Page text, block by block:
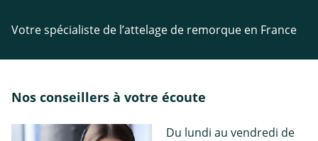
Votre spécialiste de l’attelage de remorque en France
Nos conseillers à votre écoute
Du lundi au vendredi de